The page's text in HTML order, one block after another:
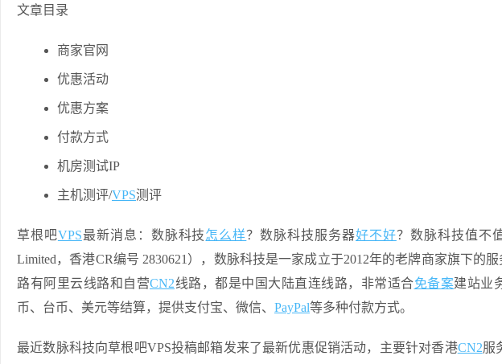
文章目录
商家官网
优惠活动
优惠方案
付款方式
机房测试IP
主机测评/VPS测评
草根吧VPS最新消息：数脉科技怎么样？数脉科技服务器好不好？数脉科技值不
Limited，香港CR编号 2830621），数脉科技是一家成立于2012年的老牌商家旗下的
路有阿里云线路和自营CN2线路，都是中国大陆直连线路，非常适合免备案建站业
币、台币、美元等结算，提供支付宝、微信、 PayPal等多种付款方式。
最近数脉科技向草根吧VPS投稿邮箱发来了最新优惠促销活动，主要针对香港CN2服